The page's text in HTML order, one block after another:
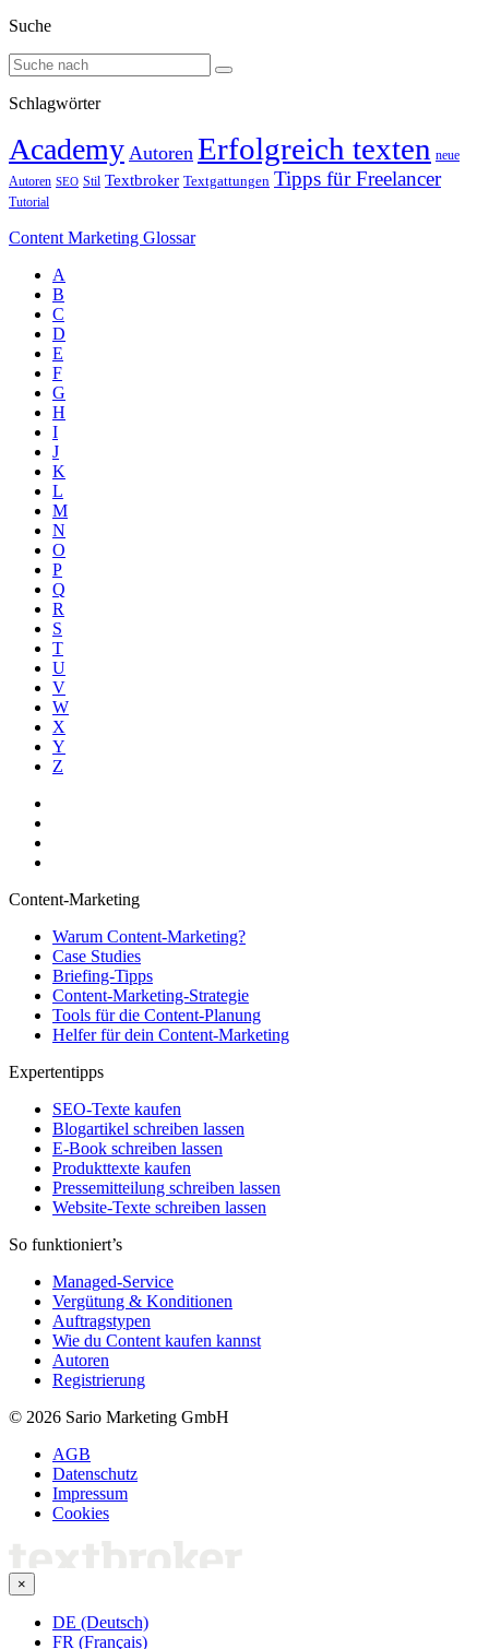
Suche
Schlagwörter
Academy Autoren Erfolgreich texten neue
Autoren SEO Stil Textbroker Textgattungen Tipps für Freelancer
Tutorial
Content Marketing Glossar
A
B
C
D
E
F
G
H
I
J
K
L
M
N
O
P
Q
R
S
T
U
V
W
X
Y
Z
Content-Marketing
Warum Content-Marketing?
Case Studies
Briefing-Tipps
Content-Marketing-Strategie
Tools für die Content-Planung
Helfer für dein Content-Marketing
Expertentipps
SEO-Texte kaufen
Blogartikel schreiben lassen
E-Book schreiben lassen
Produkttexte kaufen
Pressemitteilung schreiben lassen
Website-Texte schreiben lassen
So funktioniert’s
Managed-Service
Vergütung & Konditionen
Auftragstypen
Wie du Content kaufen kannst
Autoren
Registrierung
© 2026 Sario Marketing GmbH
AGB
Datenschutz
Impressum
Cookies
×
DE (Deutsch)
FR (Français)